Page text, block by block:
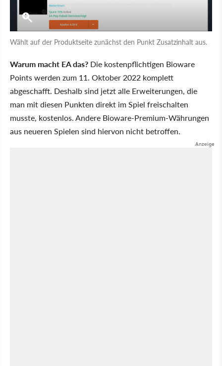
Wählt auf der Produktseite zunächst den Punkt Zusatzinhalt aus.
Warum macht EA das? Die kostenpflichtigen Bioware
Points werden zum 11. Oktober 2022 komplett
abgeschafft. Deshalb sind jetzt alle Erweiterungen, die
man mit diesen Punkten direkt im Spiel freischalten
musste, kostenlos. Andere Bioware-Premium-Währungen
aus neueren Spielen sind hiervon nicht betroffen.